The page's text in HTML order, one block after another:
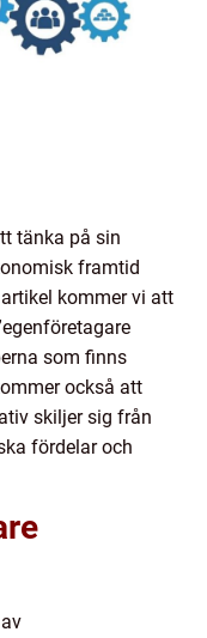
tänka på sin
framtid
kommer vi att
som finns
också att
skiljer sig från
fördelar och